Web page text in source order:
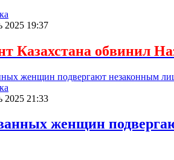
2025 19:37
Казахстана обвинил
2025 21:33
женщин